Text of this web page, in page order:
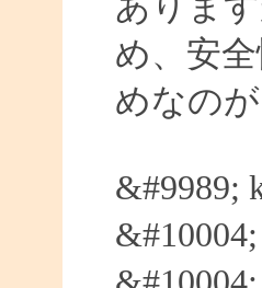
め、安
めなの
&#9989;